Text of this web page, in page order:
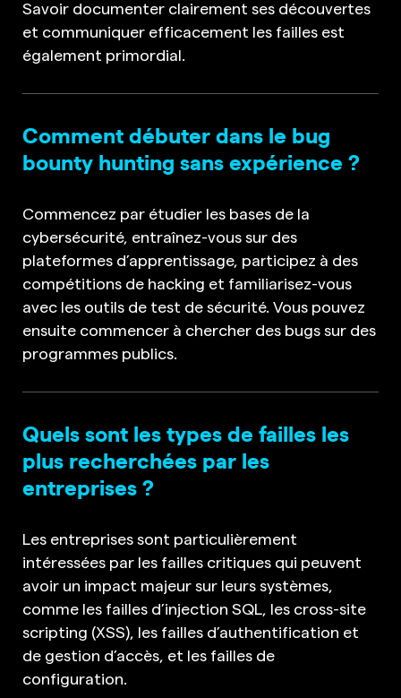
Savoir documenter clairement ses découvertes
et communiquer efficacement les failles est
également primordial.
Comment débuter dans le bug
bounty hunting sans expérience ?
Commencez par étudier les bases de la
cybersécurité, entraînez-vous sur des
plateformes d’apprentissage, participez à des
compétitions de hacking et familiarisez-vous
avec les outils de test de sécurité. Vous pouvez
ensuite commencer à chercher des bugs sur des
programmes publics.
Quels sont les types de failles les
plus recherchées par les
entreprises ?
Les entreprises sont particulièrement
intéressées par les failles critiques qui peuvent
avoir un impact majeur sur leurs systèmes,
comme les failles d’injection SQL, les cross-site
scripting (XSS), les failles d’authentification et
de gestion d’accès, et les failles de
configuration.